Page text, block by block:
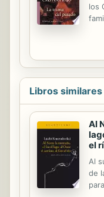
los
de
Libros similares
Al
el
Al
de